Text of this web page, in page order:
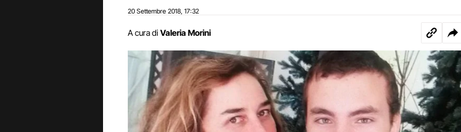
20 Settembre 2018 17:32
A cura di Valeria Morini